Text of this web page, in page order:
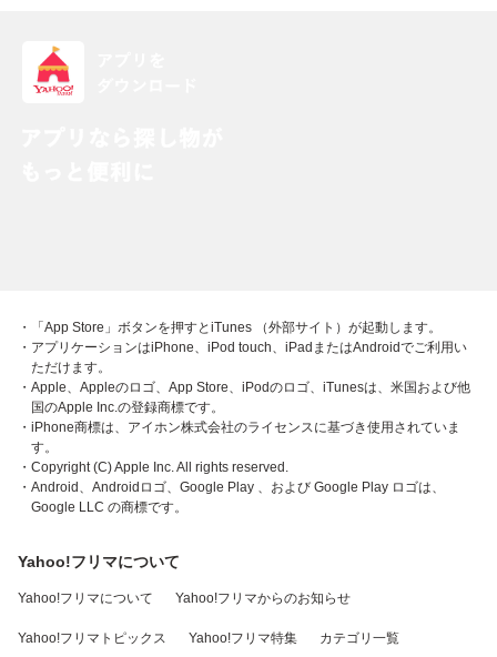
・「App Store」ボタンを押すとiTunes （外部サイト）が起動します。
・アプリケーションはiPhone、iPod touch、iPadまたはAndroidでご利用い
ただけます。
・Apple、Appleのロゴ、App Store、iPodのロゴ、iTunesは、米国および他
国のApple Inc.の登録商標です。
・iPhone商標は、アイホン株式会社のライセンスに基づき使用されていま
す。
・Copyright (C) Apple Inc. All rights reserved.
・Android、Androidロゴ、Google Play 、および Google Play ロゴは、
Google LLC の商標です。
Yahoo!フリマについて
Yahoo!フリマについて Yahoo!フリマからのお知らせ
Yahoo!フリマトピックス Yahoo!フリマ特集 カテゴリ一覧